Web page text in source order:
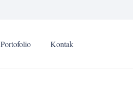
Portofolio Kontak